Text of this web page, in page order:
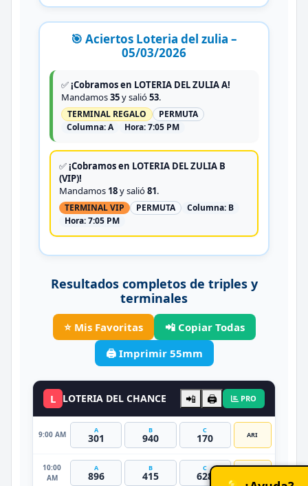
🎯 Aciertos Loteria del zulia –
05/03/2026
✅¡Cobramos en LOTERIA DEL ZULIA A!
Mandamos35y salió53.
TERMINAL REGALO
PERMUTA
Columna:A Hora:7:05 PM
✅¡Cobramos en LOTERIA DEL ZULIA B
(VIP)!
Mandamos 18y salió81.
TERMINAL VIP PERMUTA Columna: B
Hora:7:05 PM
Resultados completos de triples y
terminales
⭐ Mis Favoritas
📲 Copiar Todas
🖨️ Imprimir 55mm
L LOTERIA DEL CHANCE 📲 🖨️ PRO
9:00 AM A
301
B
940
C
170 ARI
10:00
AM
A
896
B
415
C
628